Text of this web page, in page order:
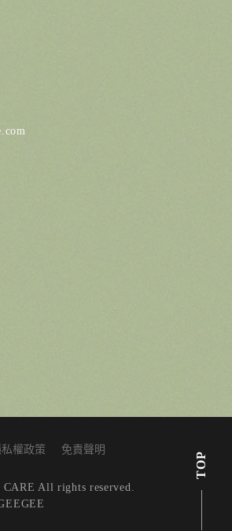
TOP
私權政策 免責聲明
All rights reserved.